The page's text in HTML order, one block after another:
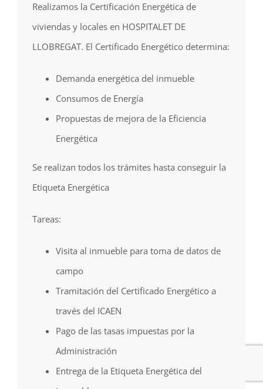
Realizamos la Certificación Energética de
viviendas y locales en HOSPITALET DE
LLOBREGAT. El Certificado Energético determina:
Demanda energética del inmueble
Consumos de Energía
Propuestas de mejora de la Eficiencia
Energética
Se realizan todos los trámites hasta conseguir la
Etiqueta Energética
Tareas:
Visita al inmueble para toma de datos de
campo
Tramitación del Certificado Energético a
través del ICAEN
Pago de las tasas impuestas por la
Administración
Entrega de la Etiqueta Energética del